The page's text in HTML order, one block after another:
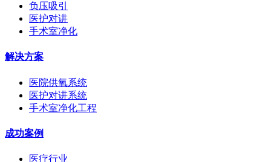
负压吸引
医护对讲
手术室净化
解决方案
医院供氧系统
医护对讲系统
手术室净化工程
成功案例
医疗行业